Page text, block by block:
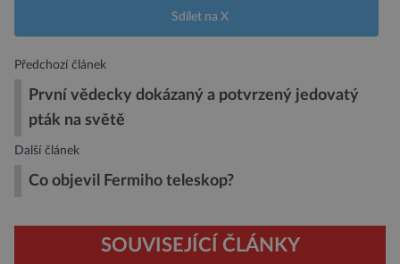
Sdílet na X
Předchozí článek
První vědecky dokázaný a potvrzený jedovatý
pták na světě
Další článek
Co objevil Fermiho teleskop?
SOUVISEJÍCÍ ČLÁNKY